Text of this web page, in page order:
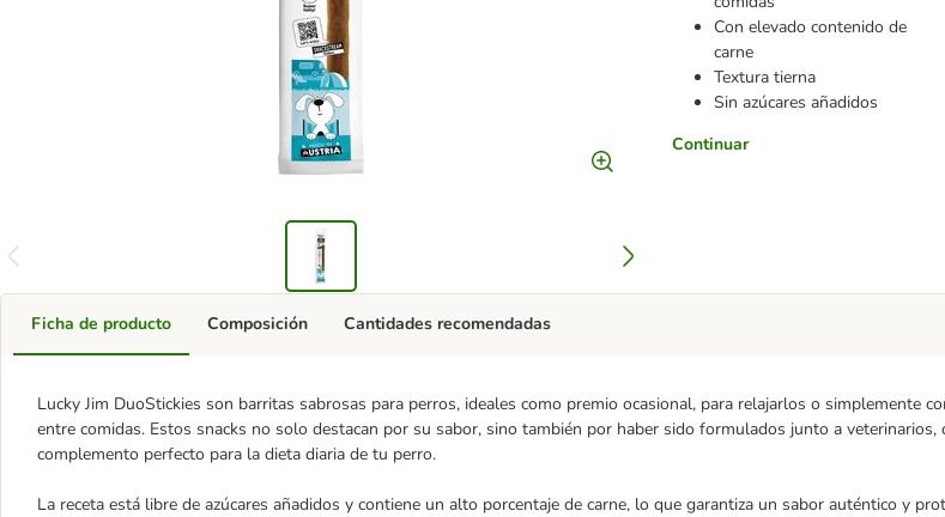
Con elevado contenido de
carne
Textura tierna
Sin azúcares añadidos
Continuar
Ficha de producto
Lucky Jim DuoStickies son barritas sabrosas para perros, ideales como premio ocasional, para relajarlos o simplemente
entre comidas. Estos snacks no solo destacan por su sabor, sino también por haber sido formulados junto a veterinarios,
complemento perfecto para la dieta diaria de tu perro.
La receta está libre de azúcares añadidos y contiene un alto porcentaje de carne, lo que garantiza un sabor auténtico y
Composición Cantidades recomendadas